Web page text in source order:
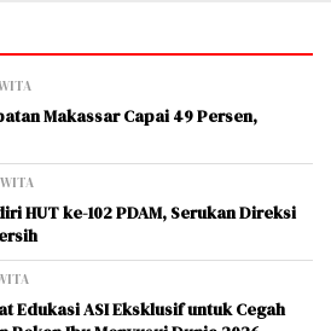
Makassar Capai 49 Persen,
HUT ke-102 PDAM, Serukan Direksi
Edukasi ASI Eksklusif untuk Cegah